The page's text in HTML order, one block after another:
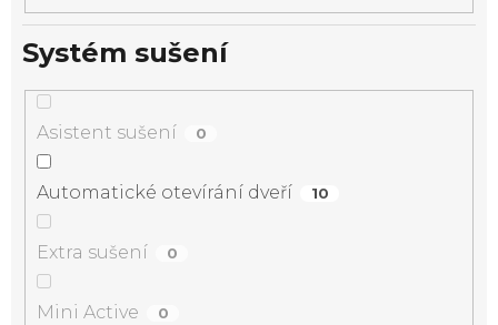
Systém sušení
Asistent sušení 0
Automatické otevírání dveří 10
Extra sušení 0
Mini Active 0